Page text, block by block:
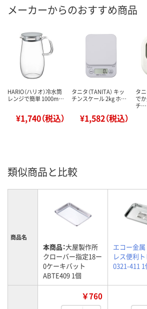
メーカーからのおすすめ商品
HARIO（ハリオ）冷水筒
レンジで簡単 1000m…
¥1,740（税込）
タニタ（TANITA） キッ
チンスケール 2kg ホ…
¥1,582（税込）
タ
で
チ…
類似商品と比較
商品名
本商品：大屋製作所
クローバー指定18ー
0ケーキバット
ABTE409 1個
エコー金
レス便利
0321-411 1
￥760